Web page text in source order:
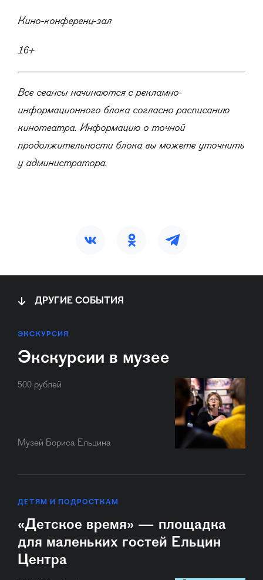
Кино-конференц-зал
16+
Все сеансы начинаются с рекламно-
информационного блока согласно расписанию
кинотеатра. Информацию о точной
продолжительности блока вы можете уточнить
у администратора.
ДРУГИЕ СОБЫТИЯ
ЭКСКУРСИЯ
Экскурсии в музее
500 рублей
Музей Бориса Ельцина
ДЕТЯМ И ПОДРОСТКАМ
«Детское время» — площадка
для маленьких гостей Ельцин
Центра